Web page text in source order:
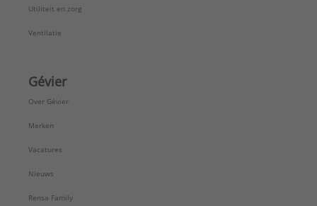
Utiliteit en zorg
Ventilatie
Gévier
Over Gévier
Merken
Vacatures
Nieuws
Rensa Family